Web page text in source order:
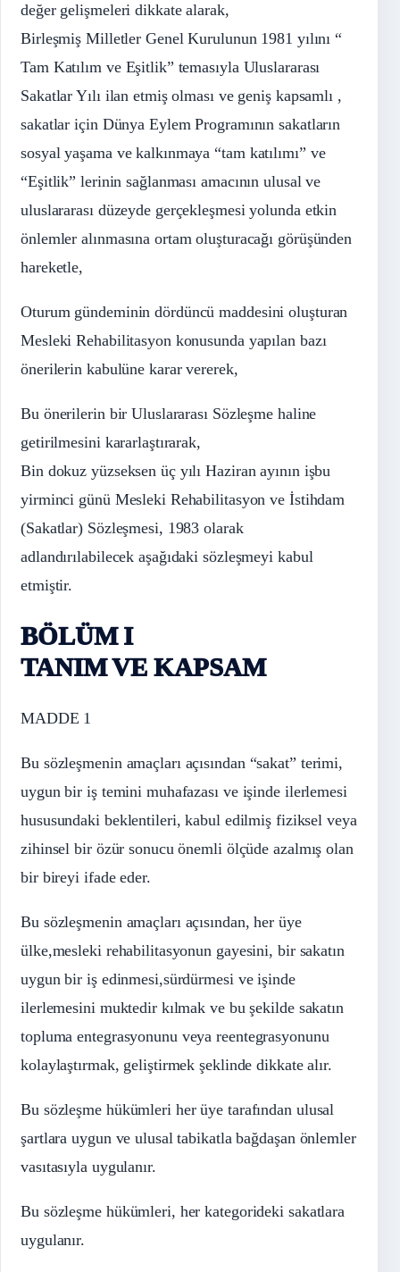
değer gelişmeleri dikkate alarak,
Birleşmiş Milletler Genel Kurulunun 1981 yılını “
Tam Katılım ve Eşitlik” temasıyla Uluslararası
Sakatlar Yılı ilan etmiş olması ve geniş kapsamlı ,
sakatlar için Dünya Eylem Programının sakatların
sosyal yaşama ve kalkınmaya “tam katılımı” ve
“Eşitlik” lerinin sağlanması amacının ulusal ve
uluslararası düzeyde gerçekleşmesi yolunda etkin
önlemler alınmasına ortam oluşturacağı görüşünden
hareketle,
Oturum gündeminin dördüncü maddesini oluşturan
Mesleki Rehabilitasyon konusunda yapılan bazı
önerilerin kabulüne karar vererek,
Bu önerilerin bir Uluslararası Sözleşme haline
getirilmesini kararlaştırarak,
Bin dokuz yüzseksen üç yılı Haziran ayının işbu
yirminci günü Mesleki Rehabilitasyon ve İstihdam
(Sakatlar) Sözleşmesi, 1983 olarak
adlandırılabilecek aşağıdaki sözleşmeyi kabul
etmiştir.
BÖLÜM I
TANIM VE KAPSAM
MADDE 1
Bu sözleşmenin amaçları açısından “sakat” terimi,
uygun bir iş temini muhafazası ve işinde ilerlemesi
hususundaki beklentileri, kabul edilmiş fiziksel veya
zihinsel bir özür sonucu önemli ölçüde azalmış olan
bir bireyi ifade eder.
Bu sözleşmenin amaçları açısından, her üye
ülke,mesleki rehabilitasyonun gayesini, bir sakatın
uygun bir iş edinmesi,sürdürmesi ve işinde
ilerlemesini muktedir kılmak ve bu şekilde sakatın
topluma entegrasyonunu veya reentegrasyonunu
kolaylaştırmak, geliştirmek şeklinde dikkate alır.
Bu sözleşme hükümleri her üye tarafından ulusal
şartlara uygun ve ulusal tabikatla bağdaşan önlemler
vasıtasıyla uygulanır.
Bu sözleşme hükümleri, her kategorideki sakatlara
uygulanır.